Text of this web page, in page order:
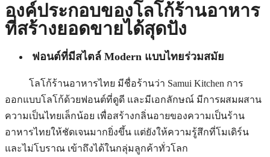
องค์ประกอบของโลโก้ร้านอาหาร
ที่สร้างยอดขายได้สุดปัง
ฟอนต์ที่มีสไตล์ Modern แบบไทยร่วมสมัย
โลโก้ร้านอาหารไทย มีชื่อร้านว่า Samui Kitchen การ
ออกแบบโลโก้ด้วยฟอนต์ที่ดูดี และมีเอกลักษณ์ มีการผสมผสาน
ความเป็นไทยเล็กน้อย เพื่อสร้างกลิ่นอายของความเป็นร้าน
อาหารไทยให้ชัดเจนมากยิ่งขึ้น แต่ยังให้ความรู้สึกที่โมเดิร์น
และไม่โบราณ เข้าถึงได้ในกลุ่มลูกค้าทั่วโลก